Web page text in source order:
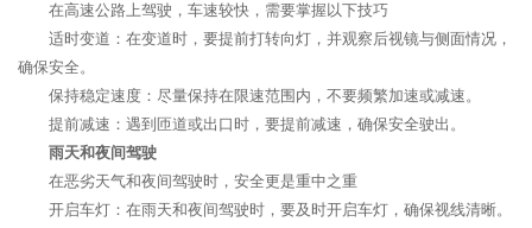
在高速公路上驾驶，车速较快，需要掌握以下技巧
适时变道：在变道时，要提前打转向灯，并观察后视镜与侧面情况，
确保安全。
保持稳定速度：尽量保持在限速范围内，不要频繁加速或减速。
提前减速：遇到匝道或出口时，要提前减速，确保安全驶出。
雨天和夜间驾驶
在恶劣天气和夜间驾驶时，安全更是重中之重
开启车灯：在雨天和夜间驾驶时，要及时开启车灯，确保视线清晰。